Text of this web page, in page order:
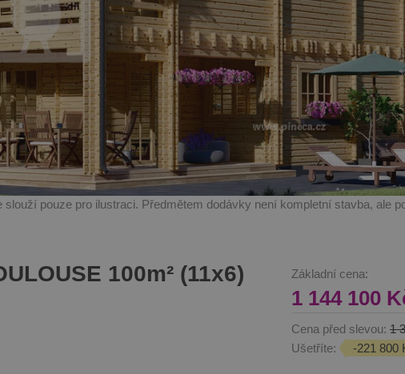
pouze pro ilustraci. Předmětem dodávky není kompletní stavba, ale
100m² (11x6)
Základní cena:
1 144 100
Cena před slevou: 1
Ušetříte:
-221 800